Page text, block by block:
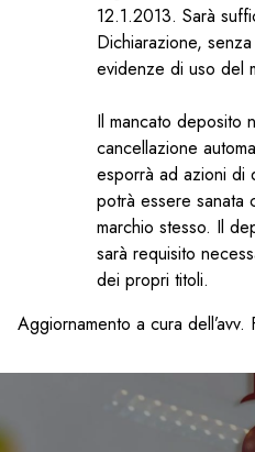
12.1.2013. Sarà
Dichiarazione,
evidenze di uso del
Il mancato deposito
cancellazione
esporrà ad azioni di
potrà essere sanata
marchio stesso. Il
sarà requisito
dei propri titoli.
Aggiornamento a cura dell’avv.